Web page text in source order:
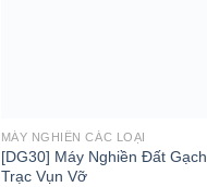
MÁY NGHIỀN CÁC LOẠI
[DG30] Máy Nghiền Đất Gạch
Trạc Vụn Vỡ